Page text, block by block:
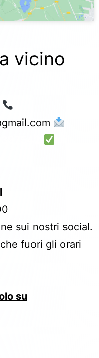
vicino
sui nostri social.
fuori gli orari
su